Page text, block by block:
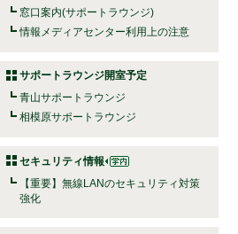
窓口案内(サポートラウンジ)
情報メディアセンター利用上の注意
サポートラウンジ開室予定
青山サポートラウンジ
相模原サポートラウンジ
セキュリティ情報
【重要】無線LANのセキュリティ対策
強化